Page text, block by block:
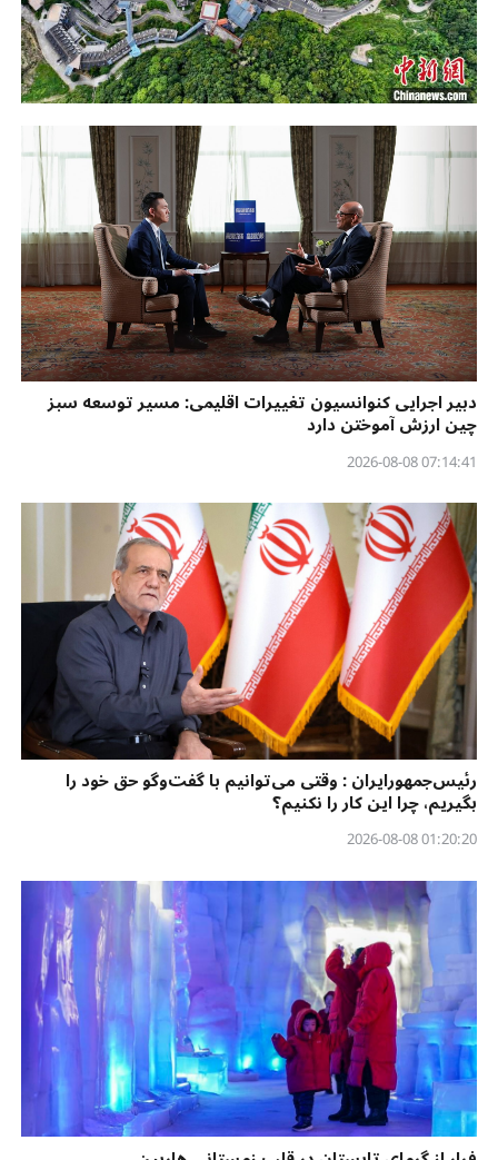
دبیر اجرایی کنوانسیون تغییرات اقلیمی: مسیر توسعه سبز
چین ارزش آموختن دارد
07:14:41 2026-08-08
رئیس‌جمهورایران : وقتی می‌توانیم با گفت‌وگو حق خود را
بگیریم، چرا این کار را نکنیم؟
01:20:20 2026-08-08